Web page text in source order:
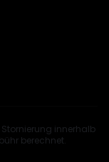
innerhalb
berechnet.